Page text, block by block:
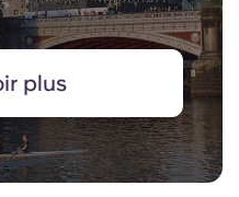
plus